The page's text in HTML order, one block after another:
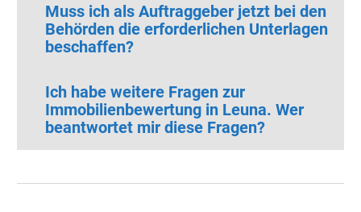
Muss ich als Auftraggeber jetzt bei den
Behörden die erforderlichen Unterlagen
beschaffen?
Ich habe weitere Fragen zur
Immobilienbewertung in Leuna. Wer
beantwortet mir diese Fragen?